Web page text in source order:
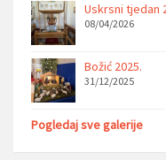
Uskrsni tjedan
08/04/2026
Božić 2025.
31/12/2025
Pogledaj sve galerije